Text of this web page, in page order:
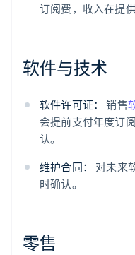
订阅费，收入在提
软件与技术
软件许可证： 销售
会提前支付年度订
认。
维护合同：
对未来
时确认。
零售